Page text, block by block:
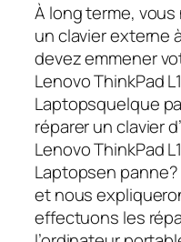
À long terme,
un clavier externe
devez emmener
Lenovo ThinkPad
Laptopsquelque
réparer un clavier
Lenovo ThinkPad
Laptopsen
et nous
effectuons les